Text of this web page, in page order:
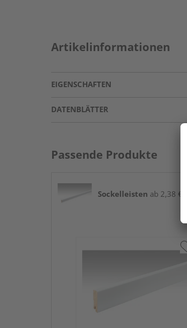
Artikelinformationen
EIGENSCHAFTEN
DATENBLÄTTER
Passende Produkte
Sockelleisten ab 2,38 €